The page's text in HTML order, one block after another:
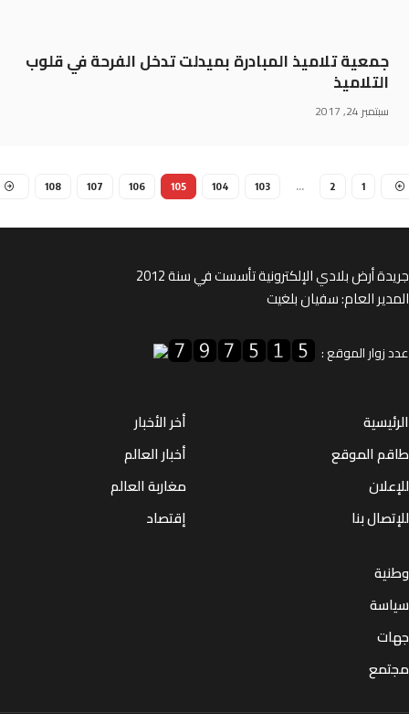
جمعية تلاميذ المبادرة بميدلت تدخل الفرحة في قلوب
التلاميذ
سبتمبر 24, 2017
أرض بلادي الإلكترونية تأسست في سنة 2012
العام: سفيان بلغيت
الموقع :
الموقع
بنا
أخر الأخبار
أخبار العالم
مغاربة العالم
إقتصاد